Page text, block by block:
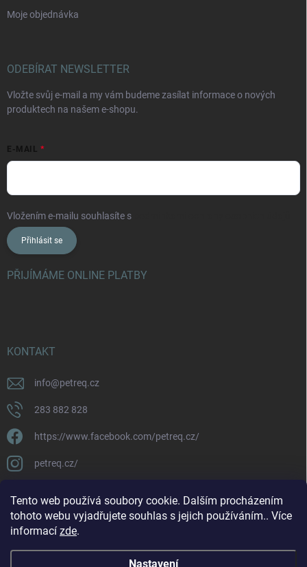
Tento web používá soubory cookie. Dalším procházením
tohoto webu vyjadřujete souhlas s jejich používáním.. Více
informací zde.
Nastavení
Moje objednávka
ODEBÍRAT NEWSLETTER
Vložte svůj e-mail a my vám budeme zasílat informace o nových
produktech na našem e-shopu.
E-MAIL
Vložením e-mailu souhlasíte s
Přihlásit se
PŘIJÍMÁME ONLINE PLATBY
KONTAKT
info@petreq.cz
283 882 828
https://www.facebook.com/petreq.cz/
petreq.cz/